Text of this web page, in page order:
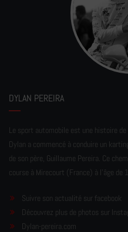
DYLAN PEREIRA
Le sport automobile est une histoire
Dylan a commencé à conduire un
de son père, Guillaume Pereira. Ce
course à Mirecourt (France) à l'âge de
Suivre son actualité sur facebook
Découvrez plus de photos sur
Dylan-pereira.com